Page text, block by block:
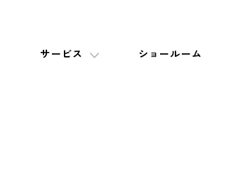
サービス ショールーム